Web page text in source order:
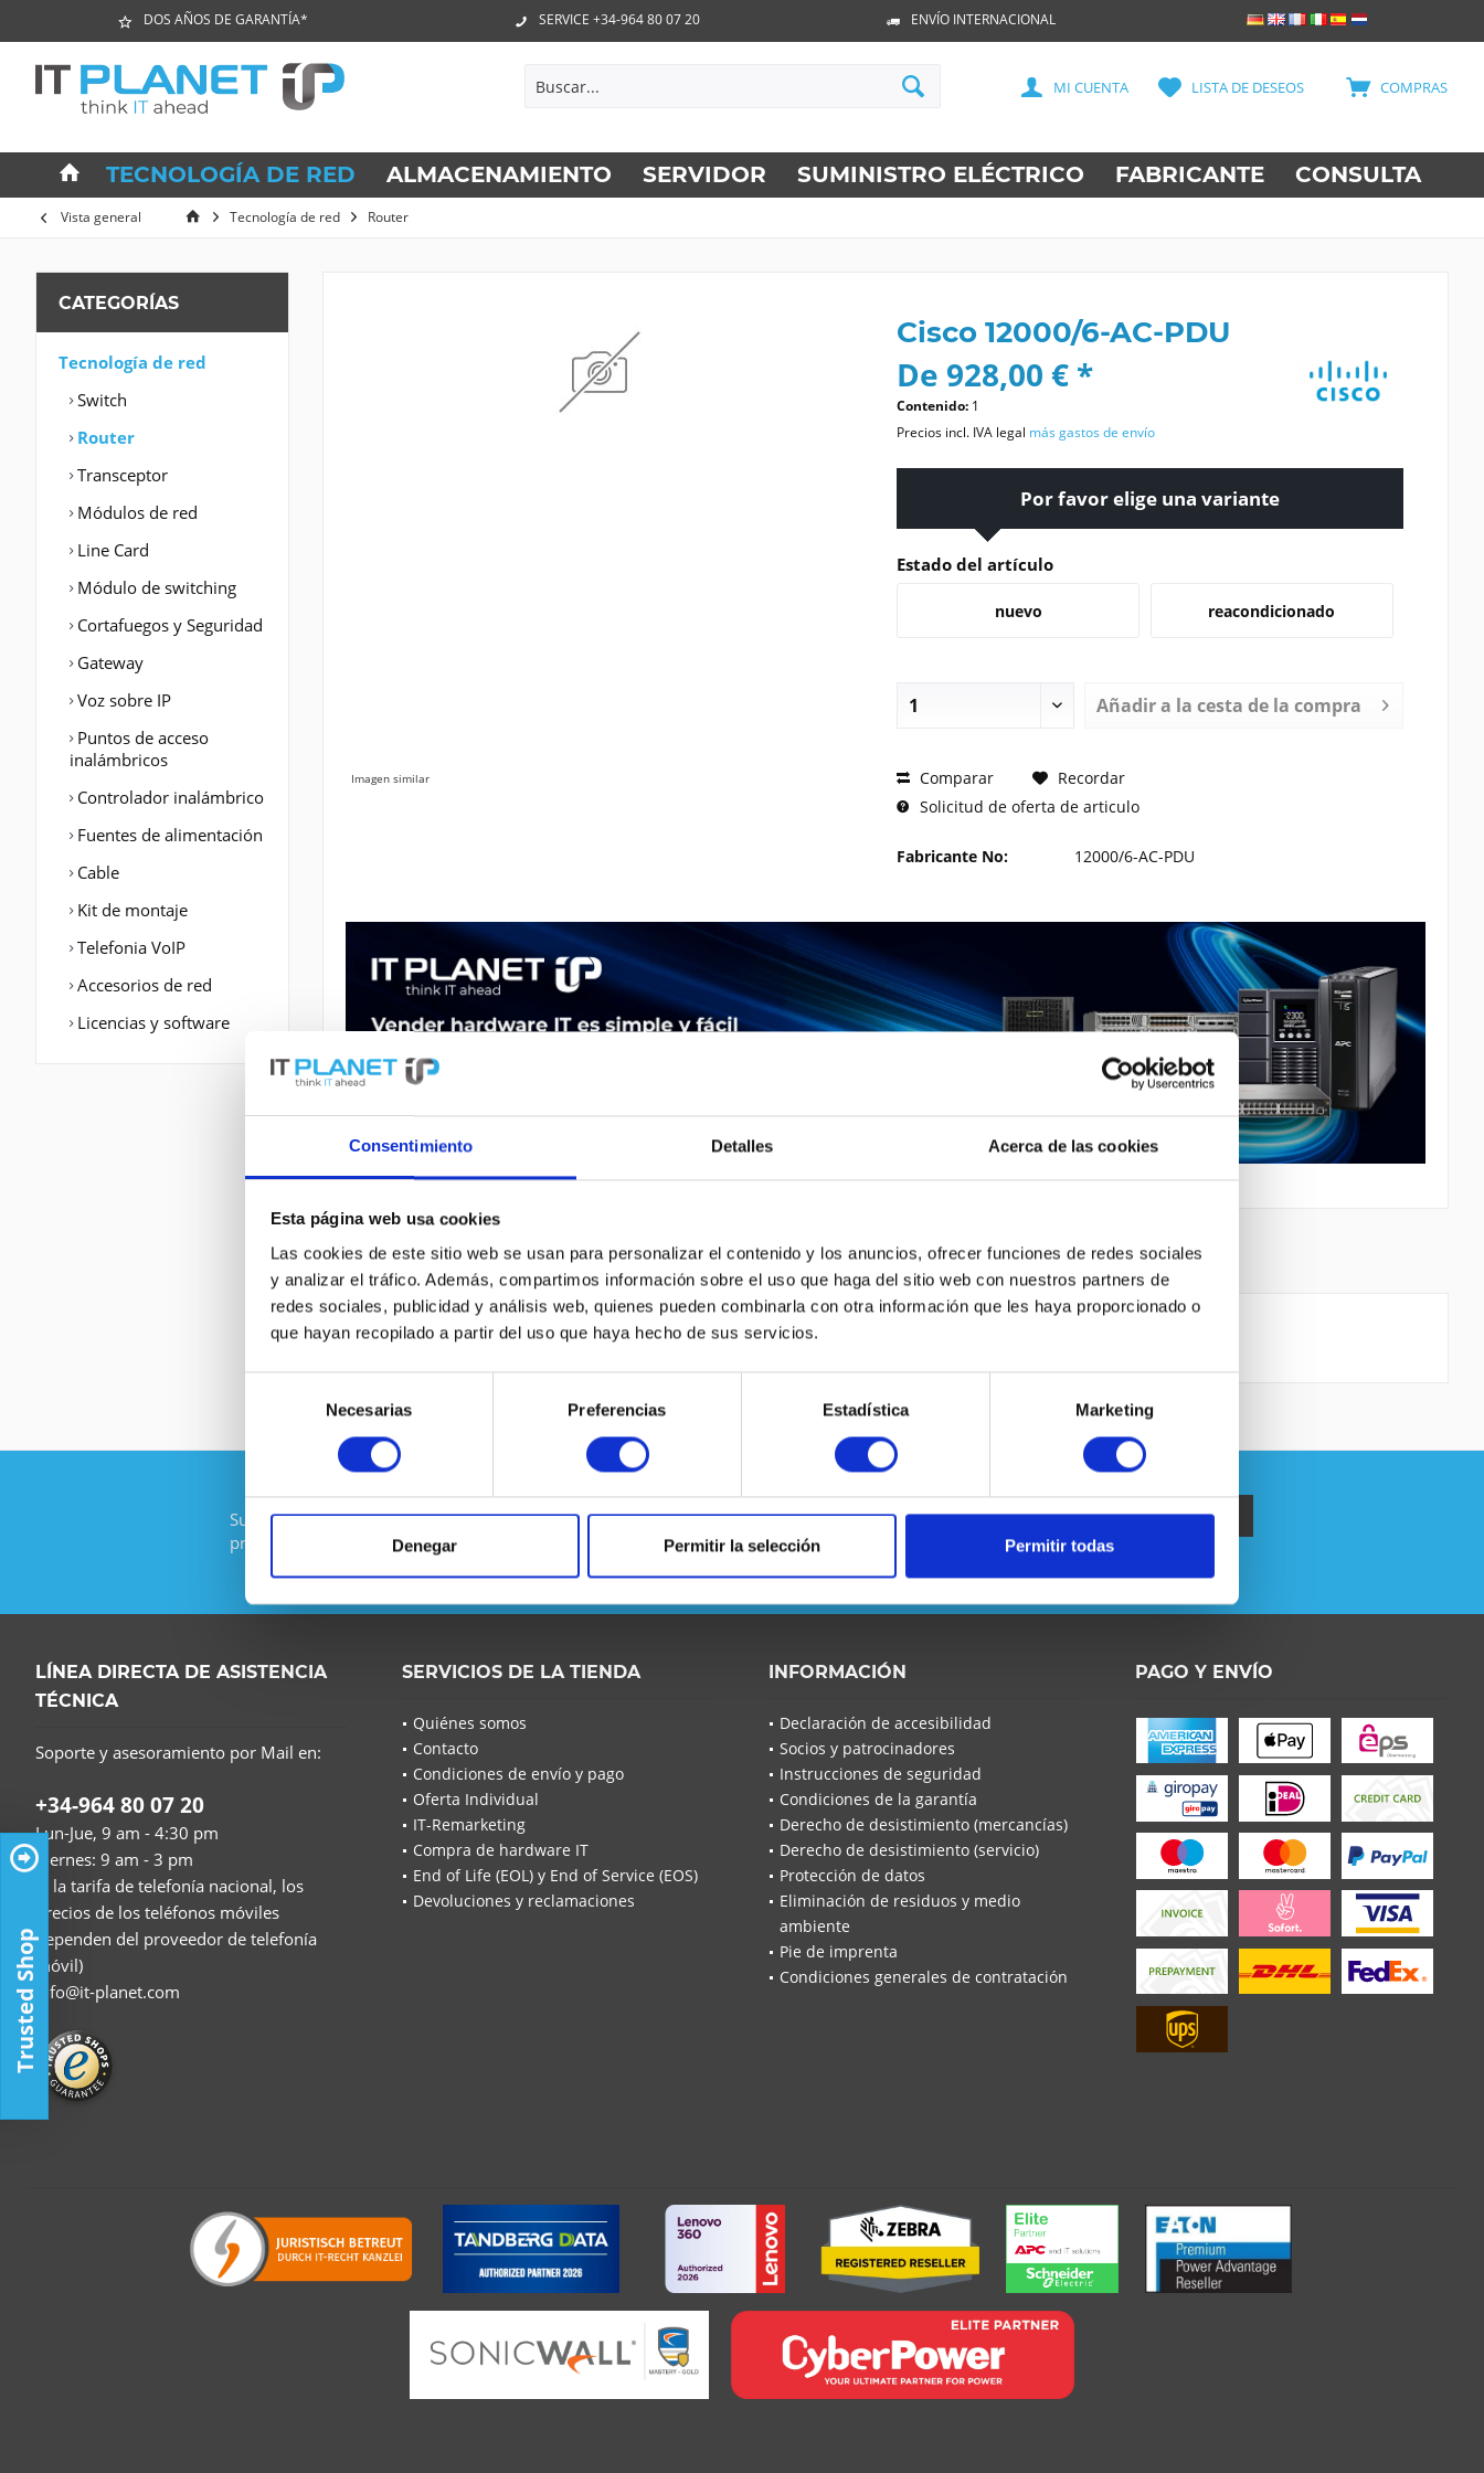
Consentimiento Detalles Acerca de las cookies
Esta página web usa cookies
Las cookies de este sitio web se usan para personalizar el contenido y los anuncios, ofrecer funciones de redes sociales
y analizar el tráfico. Además, compartimos información sobre el uso que haga del sitio web con nuestros partners de
redes sociales, publicidad y análisis web, quienes pueden combinarla con otra información que les haya proporcionado o
que hayan recopilado a partir del uso que haya hecho de sus servicios.
consentimiento
Necesarias Preferencias Estadística Marketing
Denegar Permitir la selección Permitir todas
DOS AÑOS DE GARANTÍA* SERVICE +34-964 80 07 20 ENVÍO INTERNACIONAL
COMPRAS
LISTA DE DESEOS
MI CUENTA
TECNOLOGÍA DE RED ALMACENAMIENTO SERVIDOR SUMINISTRO ELÉCTRICO FABRICANTE CONSULTA
Vista general Tecnología de red Router
CATEGORÍAS
Tecnología de red
Switch
Router
Transceptor
Módulos de red
Line Card
Módulo de switching
Cortafuegos y Seguridad
Gateway
Voz sobre IP
Puntos de acceso
inalámbricos
Controlador inalámbrico
Fuentes de alimentación
Cable
Kit de montaje
Telefonia VoIP
Accesorios de red
Licencias y software
Imagen similar
Cisco 12000/6-AC-PDU
De 928,00 € *
Contenido: 1
Precios incl. IVA legal más gastos de envío
Por favor elige una variante
Estado del artículo
nuevo reacondicionado
Añadir a la cesta de la compra
SOLICITE UN PRECIO
acuerdo*
Los campos con * son obligatorios
Envía
Comparar
Recordar
Solicitud de oferta de articulo
Fabricante No: 12000/6-AC-PDU
DESCRIPCIÓN LEASING SERVICE SEGURIDAD DE LOS PRODUCTOS
12000/6-AC-PDU | 12000/6-AC-PDU
Suscríbase al boletín gratuito y no se pierda ninguna noticia o
promoción de IT-Planet.
política de privacidad
LÍNEA DIRECTA DE ASISTENCIA
TÉCNICA
Soporte y asesoramiento por Mail en:
+34-964 80 07 20
Lun-Jue, 9 am - 4:30 pm
Viernes: 9 am - 3 pm
(a la tarifa de telefonía nacional, los
precios de los teléfonos móviles
dependen del proveedor de telefonía
móvil)
info@it-planet.com
SERVICIOS DE LA TIENDA
Quiénes somos
Contacto
Condiciones de envío y pago
Oferta Individual
IT-Remarketing
Compra de hardware IT
End of Life (EOL) y End of Service (EOS)
Devoluciones y reclamaciones
INFORMACIÓN
Declaración de accesibilidad
Socios y patrocinadores
Instrucciones de seguridad
Condiciones de la garantía
Derecho de desistimiento (mercancías)
Derecho de desistimiento (servicio)
Protección de datos
Eliminación de residuos y medio
ambiente
Pie de imprenta
Condiciones generales de contratación
PAGO Y ENVÍO
Trusted Shop